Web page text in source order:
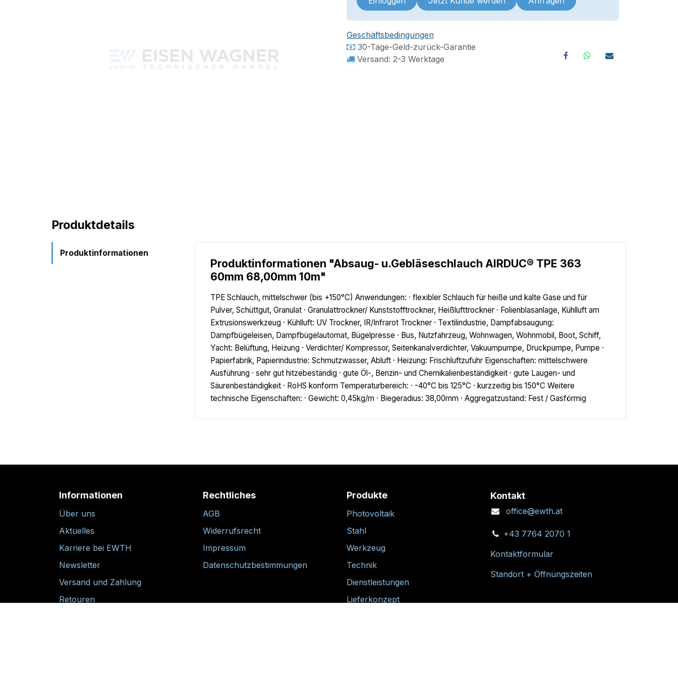
Geschäftsbedingungen
30-Tage-Geld-zurück-Garantie
Versand: 2-3 Werktage
Produktdetails
Produktinformationen
Produktinformationen "Absaug- u.Gebläseschlauch AIRDUC® TPE 363
60mm 68,00mm 10m"
TPE Schlauch, mittelschwer (bis +150°C) Anwendungen: · flexibler Schlauch für heiße und kalte Gase und für
Pulver, Schüttgut, Granulat · Granulattrockner/ Kunststofftrockner, Heißlufttrockner · Folienblasanlage, Kühlluft am
Extrusionswerkzeug · Kühlluft: UV Trockner, IR/Infrarot Trockner · Textilindustrie, Dampfabsaugung:
Dampfbügeleisen, Dampfbügelautomat, Bügelpresse · Bus, Nutzfahrzeug, Wohnwagen, Wohnmobil, Boot, Schiff,
Yacht: Belüftung, Heizung · Verdichter/ Kompressor, Seitenkanalverdichter, Vakuumpumpe, Druckpumpe, Pumpe ·
Papierfabrik, Papierindustrie: Schmutzwasser, Abluft · Heizung: Frischluftzufuhr Eigenschaften: mittelschwere
Ausführung · sehr gut hitzebeständig · gute Öl-, Benzin- und Chemikalienbeständigkeit · gute Laugen- und
Säurenbeständigkeit · RoHS konform Temperaturbereich: · -40°C bis 125°C · kurzzeitig bis 150°C Weitere
technische Eigenschaften: · Gewicht: 0,45kg/m · Biegeradius: 38,00mm · Aggregatzustand: Fest / Gasförmig
Informationen
Über uns
Aktuelles
Karriere bei EWTH
Newsletter
Versand und Zahlung
Retouren
Rechtliches
AGB
Widerrufsrecht
Impressum
Datenschutzbestimmungen
Produkte
Photovoltaik
Stahl
Werkzeug
Technik
Dienstleistungen
Lieferkonzept
Kontakt
office@ewth.at
+43 7764 2070 1
Kontaktformular
Standort + Öffnungszeiten